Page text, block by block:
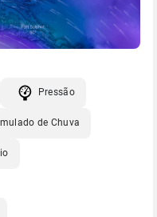
Pressão
de Chuva